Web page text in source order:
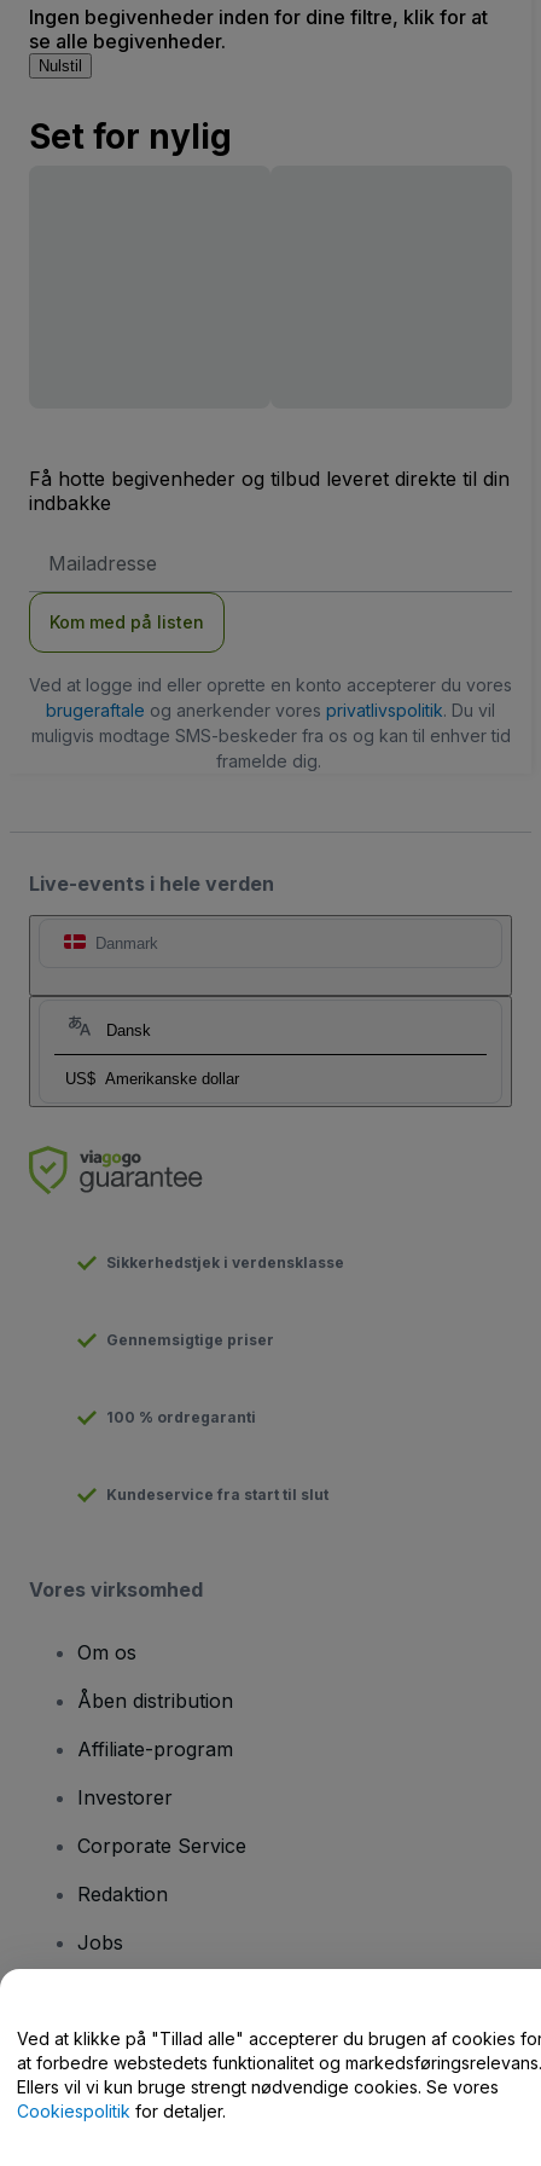
Ingen begivenheder inden for dine filtre, klik for at
se alle begivenheder.
Nulstil
Set for nylig
Få hotte begivenheder og tilbud leveret direkte til din
indbakke
adresse
Kom med på listen
Ved at logge ind eller oprette en konto accepterer du vores
brugeraftale og anerkender vores privatlivspolitik. Du vil
muligvis modtage SMS-beskeder fra os og kan til enhver tid
framelde dig.
Live-events i hele verden
Danmark
Dansk
US$ Amerikanske dollar
Sikkerhedstjek i verdensklasse
Gennemsigtige priser
100 % ordregaranti
Kundeservice fra start til slut
Vores virksomhed
Om os
Åben distribution
Affiliate-program
Investorer
Corporate Service
Redaktion
Jobs
Har du spørgsmål?
Hjælpecenter / Kontakt os
Ved at klikke på "Tillad alle" accepterer du brugen af cookies
at forbedre webstedets funktionalitet og markedsføringsrelevans.
Ellers vil vi kun bruge strengt nødvendige cookies. Se vores
Cookiespolitik for detaljer.